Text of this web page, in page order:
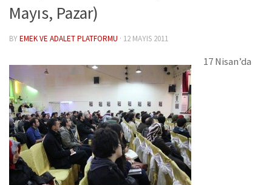
Mayıs, Pazar)
BYEMEK VE ADALET PLATFORMU · 12 MAYIS 2011
17 Nisan’da